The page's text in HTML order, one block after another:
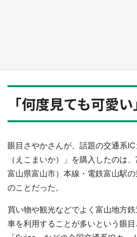
「何度見ても可愛い
眼目さやかさんが、話題の交通系
（えこまいか）」を購入したのは
富山県富山市）本線・電鉄富山駅
のことだった。
買い物や観光などでよく富山地方
車を利用することが多いという眼目